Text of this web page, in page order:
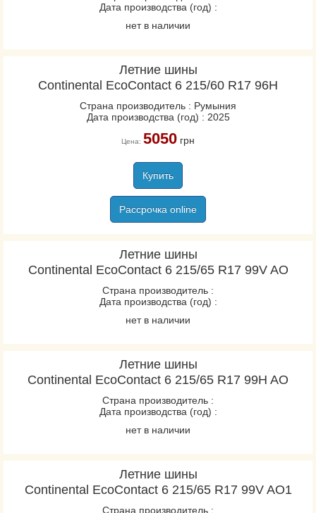
Дата производства (год) :
нет в наличии
Летние шины
Continental EcoContact 6 215/60 R17 96H
Страна производитель : Румыния
Дата производства (год) : 2025
Цена: 5050грн
Купить
Рассрочка online
Летние шины
Continental EcoContact 6 215/65 R17 99V AO
Страна производитель :
Дата производства (год) :
нет в наличии
Летние шины
Continental EcoContact 6 215/65 R17 99H AO
Страна производитель :
Дата производства (год) :
нет в наличии
Летние шины
Continental EcoContact 6 215/65 R17 99V AO1
Страна производитель :